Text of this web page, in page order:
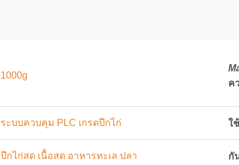
1000g
ค
ระบบควบคุม PLC เกรดปีกไก่ ใ
ปีกไก่สด เนื้อสด อาหารทะเล ปลา กั